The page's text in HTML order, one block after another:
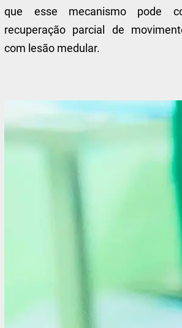
que esse mecanismo pode
recuperação parcial de
com lesão medular.